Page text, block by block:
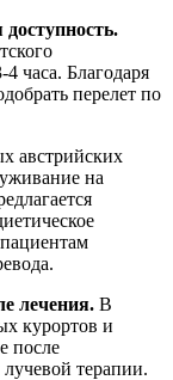
часа. Благодаря
перелет по
австрийских
на
лечения. В
курортов и
после
терапии.